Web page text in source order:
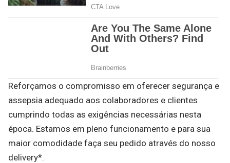
Reforçamos o compromisso em oferecer segurança e
assepsia adequado aos colaboradores e clientes
cumprindo todas as exigências necessárias nesta
época. Estamos em pleno funcionamento e para sua
maior comodidade faça seu pedido através do nosso
delivery*.